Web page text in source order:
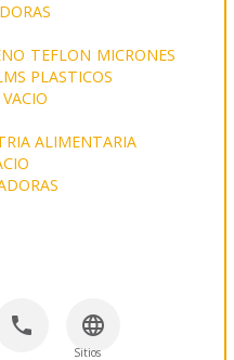
TEFLON MICRONES
PLASTICOS
ALIMENTARIA
 
Sitios